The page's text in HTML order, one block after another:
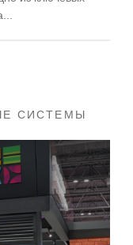
СИСТЕМЫ